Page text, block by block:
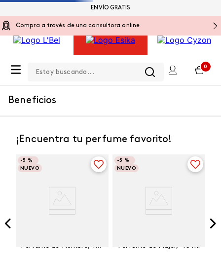
Compra a través de una consultora online
0
ENVÍO GRATIS
Beneficios
¡Encuentra tu perfume favorito!
-5 %
NUEVO
Perfume de Hombre, 100
-5 %
NUEVO
Perfume de Mujer, 45 ml